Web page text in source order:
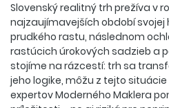
Slovenský realitný trh prežíva v
najzaujímavejších období svojej
prudkého rastu, následnom
rastúcich úrokových sadzieb a
stojíme na rázcestí: trh sa
jeho logike, môžu z tejto
expertov Moderného Maklera